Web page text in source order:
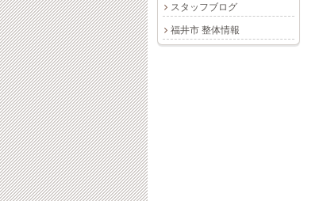
スタッフブログ
福井市 整体情報